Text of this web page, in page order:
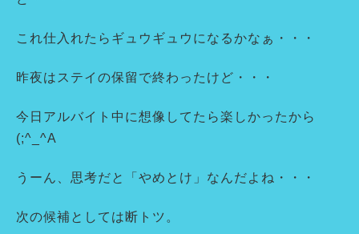
これ仕入れたらギュウギュウになるかなぁ・・・
昨夜はステイの保留で終わったけど・・・
今日アルバイト中に想像してたら楽しかったから
(;^_^A
うーん、思考だと「やめとけ」なんだよね・・・
次の候補としては断トツ。